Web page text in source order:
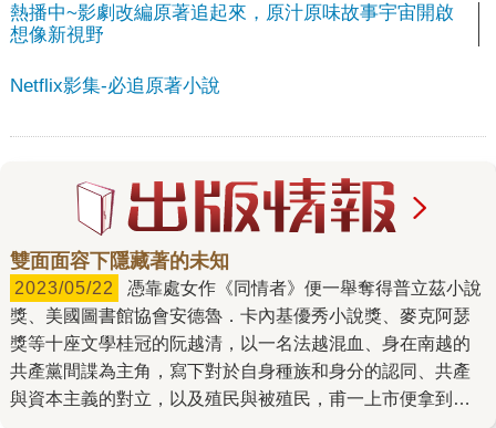
熱播中~影劇改編原著追起來，原汁原味故事宇宙開啟
想像新視野
Netflix影集-必追原著小說
雙面面容下隱藏著的未知
2023/05/22
獎、美國圖書館協會安德魯．卡內基優秀小說獎、麥克阿瑟
獎等十座文學桂冠的阮越清，以一名法越混血、身在南越的
共產黨間諜為主角，寫下對於自身種族和身分的認同、共產
與資本主義的對立，以及殖民與被殖民，甫一上市便拿到紐